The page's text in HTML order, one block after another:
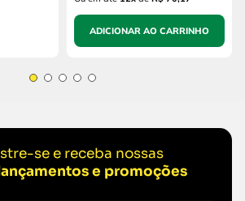
ADICIONAR AO CARRINHO
se e receba nossas
e promoções